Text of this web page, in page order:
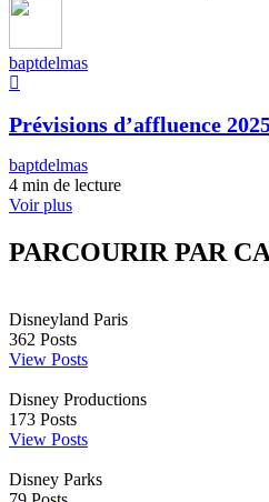
baptdelmas
Prévisions d’affluence
baptdelmas
4 min de lecture
Voir plus
PARCOURIR PAR
Disneyland Paris
362 Posts
View Posts
Disney Productions
173 Posts
View Posts
Disney Parks